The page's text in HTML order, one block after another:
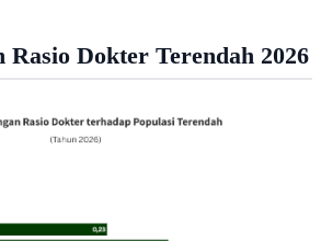
Rasio Dokter Terendah 2026